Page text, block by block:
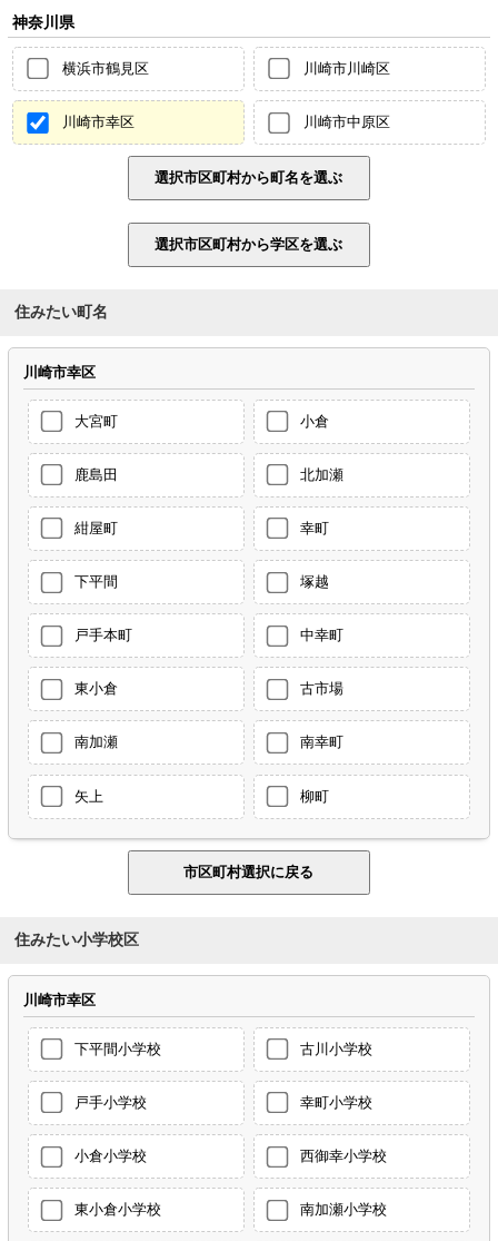
神奈川県
横浜市鶴見区 川崎市川崎区
川崎市幸区 川崎市中原区
住みたい町名
川崎市幸区
大宮町 小倉
鹿島田 北加瀬
紺屋町 幸町
下平間 塚越
戸手本町 中幸町
東小倉 古市場
南加瀬 南幸町
矢上 柳町
住みたい小学校区
川崎市幸区
下平間小学校 古川小学校
戸手小学校 幸町小学校
小倉小学校 西御幸小学校
東小倉小学校 南加瀬小学校